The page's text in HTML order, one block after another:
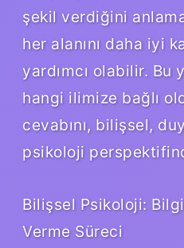
şekil verdiğini
her alanını daha iyi
yardımcı olabilir. Bu
hangi ilimize bağlı
cevabını, bilişsel,
psikoloji
Bilişsel Psikoloji:
Verme Süreci